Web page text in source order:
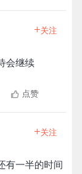
+关注
会继续
点赞
+关注
有一半的时间